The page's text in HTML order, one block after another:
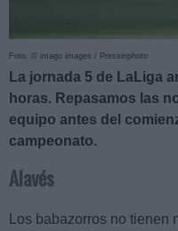
Foto: © imago images / Pressinphoto
La jornada 5 de LaLiga
horas. Repasamos las
equipo antes del
campeonato.
Alavés
Los babazorros no